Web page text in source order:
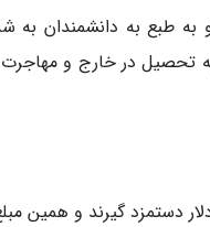
طبع به دانشمندان به
به تحصیل در خارج و
سوئیس دانشمندان و محققان سالانه به طور میانه حدود